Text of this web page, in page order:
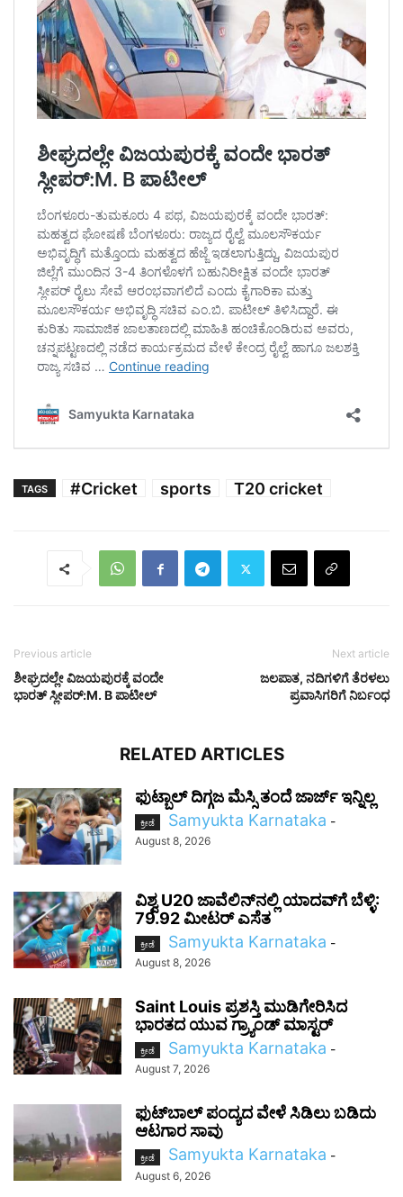
TAGS #Cricket sports T20 cricket
Previous article
ಶೀಘ್ರದಲ್ಲೇ ವಿಜಯಪುರಕ್ಕೆ ವಂದೇ
ಭಾರತ್ ಸ್ಲೀಪರ್:M. B ಪಾಟೀಲ್
Next article
ಜಲಪಾತ, ನದಿಗಳಿಗೆ ತೆರಳಲು
ಪ್ರವಾಸಿಗರಿಗೆ ನಿರ್ಬಂಧ
RELATED ARTICLES
ಫುಟ್ಬಾಲ್ ದಿಗ್ಗಜ ಮೆಸ್ಸಿ ತಂದೆ ಜಾರ್ಜ್ ಇನ್ನಿಲ್ಲ
ಕ್ರೀಡೆ Samyukta Karnataka -
August 8, 2026
ವಿಶ್ವ U20 ಜಾವೆಲಿನ್‌ನಲ್ಲಿ ಯಾದವ್‌ಗೆ ಬೆಳ್ಳಿ:
79.92 ಮೀಟರ್ ಎಸೆತ
ಕ್ರೀಡೆ Samyukta Karnataka -
August 8, 2026
Saint Louis ಪ್ರಶಸ್ತಿ ಮುಡಿಗೇರಿಸಿದ
ಭಾರತದ ಯುವ ಗ್ರ್ಯಾಂಡ್ ಮಾಸ್ಟರ್
ಕ್ರೀಡೆ Samyukta Karnataka -
August 7, 2026
ಫುಟ್‌ಬಾಲ್ ಪಂದ್ಯದ ವೇಳೆ ಸಿಡಿಲು ಬಡಿದು
ಆಟಗಾರ ಸಾವು
ಕ್ರೀಡೆ Samyukta Karnataka -
August 6, 2026